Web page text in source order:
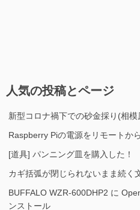
人気の投稿とページ
新型コロナ禍下での砂金採り(相模
Raspberry Piの電源をリモートか
[道具] パンニング皿を購入した！
カギ括弧が閉じられないまま続く
BUFFALO WZR-600DHP2 に
ンストール